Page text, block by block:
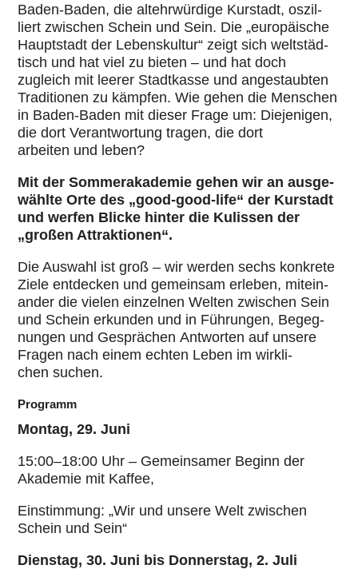
Baden-Baden, die altehrwürdige Kurstadt, oszil­
liert zwischen Schein und Sein. Die „euro­päi­sche
Haupt­stadt der Lebens­kul­tur“ zeigt sich welt­städ­
tisch und hat viel zu bieten – und hat doch
zugleich mit leerer Stadt­kasse und ange­staub­ten
Tra­di­tio­nen zu kämpfen. Wie gehen die Menschen
in Baden-Baden mit dieser Frage um: Die­je­ni­gen,
die dort Ver­ant­wor­tung tragen, die dort
arbeiten und leben?
Mit der Som­mer­aka­de­mie gehen wir an aus­ge­
wählte Orte des „good-good-life“ der Kurstadt
und werfen Blicke hinter die Kulissen der
„großen Attrak­tio­nen“.
Die Auswahl ist groß – wir werden sechs konkrete
Ziele ent­de­cken und gemein­sam erleben, mit­ein­
an­der die vielen ein­zel­nen Welten zwischen Sein
und Schein erkunden und in Führungen, Begeg­
nun­gen und Gesprä­chen Ant­wor­ten auf unsere
Fragen nach einem echten Leben im wirk­li­
chen suchen.
Programm
Montag, 29. Juni
15:00–18:00 Uhr – Gemein­sa­mer Beginn der
Akademie mit Kaffee,
Ein­stim­mung: „Wir und unsere Welt zwischen
Schein und Sein“
Dienstag, 30. Juni bis Don­ners­tag, 2. Juli